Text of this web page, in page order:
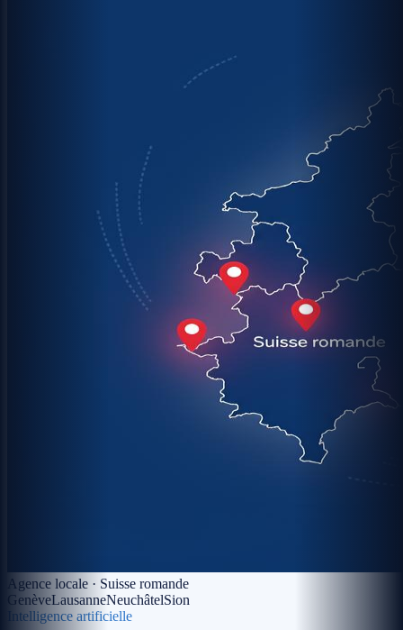
Agence locale · Suisse romande
GenèveLausanneNeuchâtelSion
Intelligence artificielle